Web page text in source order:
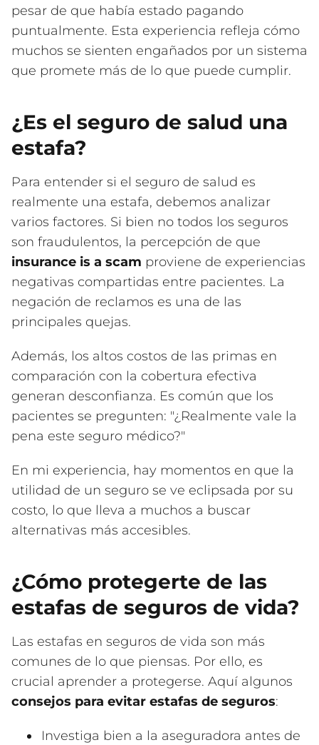
pesar de que había estado pagando
puntualmente. Esta experiencia refleja cómo
muchos se sienten engañados por un sistema
que promete más de lo que puede cumplir.
¿Es el seguro de salud una
estafa?
Para entender si el seguro de salud es
realmente una estafa, debemos analizar
varios factores. Si bien no todos los seguros
son fraudulentos, la percepción de que
insurance is a scam proviene de experiencias
negativas compartidas entre pacientes. La
negación de reclamos es una de las
principales quejas.
Además, los altos costos de las primas en
comparación con la cobertura efectiva
generan desconfianza. Es común que los
pacientes se pregunten: "¿Realmente vale la
pena este seguro médico?"
En mi experiencia, hay momentos en que la
utilidad de un seguro se ve eclipsada por su
costo, lo que lleva a muchos a buscar
alternativas más accesibles.
¿Cómo protegerte de las
estafas de seguros de vida?
Las estafas en seguros de vida son más
comunes de lo que piensas. Por ello, es
crucial aprender a protegerse. Aquí algunos
consejos para evitar estafas de seguros:
Investiga bien a la aseguradora antes de